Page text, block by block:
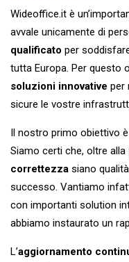
Wideoffice.it è
avvale unicamente di
qualificato per
tutta Europa. Per questo
soluzioni innovative per
sicure le vostre
Il nostro primo obiettivo
Siamo certi che, oltre alla
correttezza siano
successo. Vantiamo
con importanti solution
abbiamo instaurato un
L’aggiornamento